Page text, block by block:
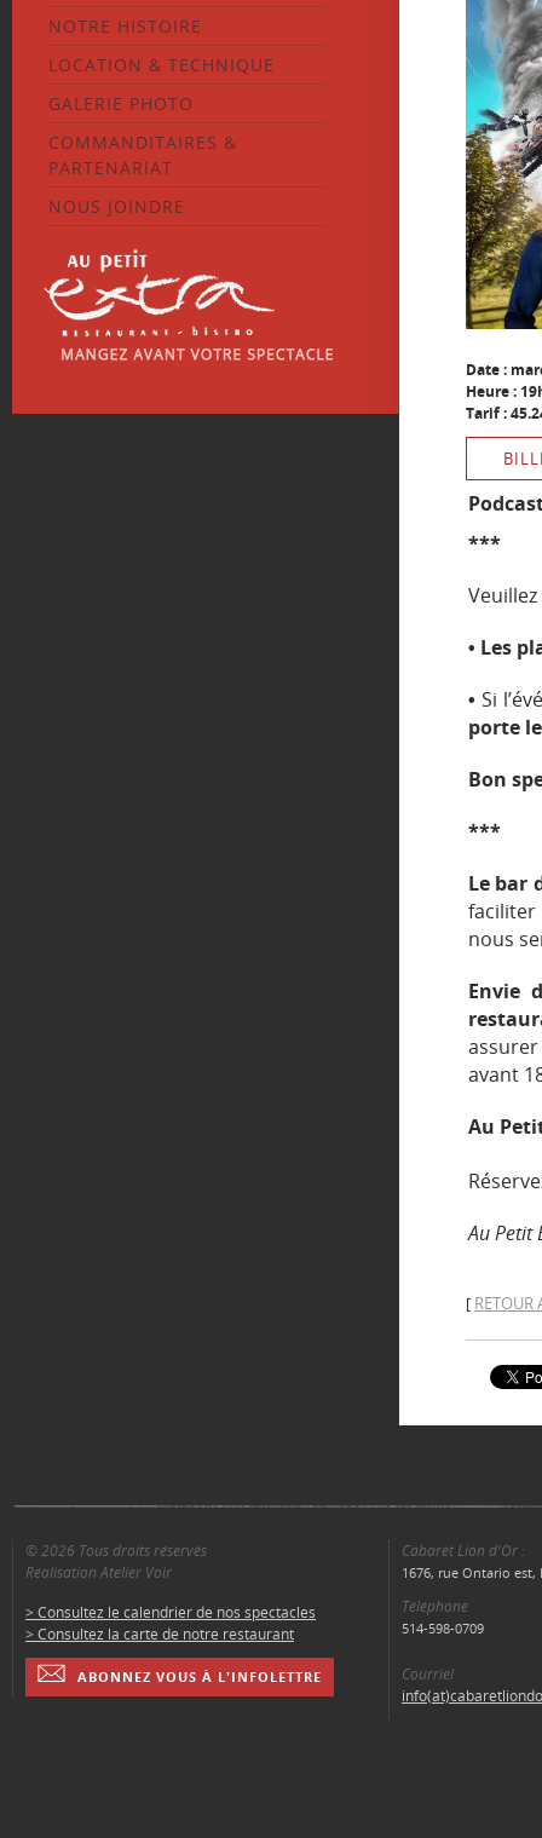
NOTRE HISTOIRE
LOCATION & TECHNIQUE
GALERIE PHOTO
COMMANDITAIRES &
PARTENARIAT
NOUS JOINDRE
Date :
Heure :
Tarif :
***
• Les
• Si
porte
Bon
***
Le bar
nous
Envie
avant
Au
Au Petit
[ RETOUR
© 2026 Tous droits réservés
Réalisation Atelier Voir
> Consultez le calendrier de nos spectacles
> Consultez la carte de notre restaurant
ABONNEZ VOUS À L'INFOLETTRE
Cabaret Lion d'Or :
1676, rue Ontario est,
Téléphone
514-598-0709
Courriel